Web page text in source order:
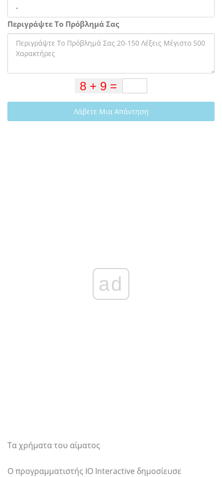
Περιγράψτε Το Πρόβλημά Σας
Λάβετε Μια Απάντηση
ad
Τα χρήματα του αίματος
Ο προγραμματιστής IO Interactive δημοσίευσε